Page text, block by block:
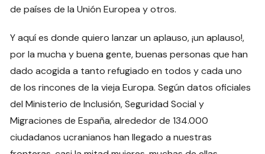
de países de la Unión Europea y otros.
Y aquí es donde quiero lanzar un aplauso, ¡un aplauso!,
por la mucha y buena gente, buenas personas que han
dado acogida a tanto refugiado en todos y cada uno
de los rincones de la vieja Europa. Según datos oficiales
del Ministerio de Inclusión, Seguridad Social y
Migraciones de España, alrededor de 134.000
ciudadanos ucranianos han llegado a nuestras